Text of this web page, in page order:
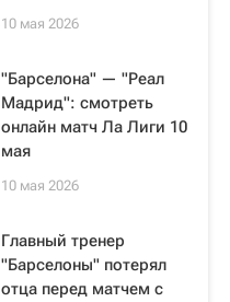
10 мая 2026
"Барселона" — "Реал
Мадрид": смотреть
онлайн матч Ла Лиги 10
мая
10 мая 2026
Главный тренер
"Барселоны" потерял
отца перед матчем с